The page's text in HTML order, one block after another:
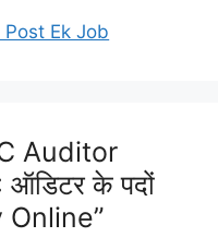
Post Ek Job
Auditor
के पदों
Online”